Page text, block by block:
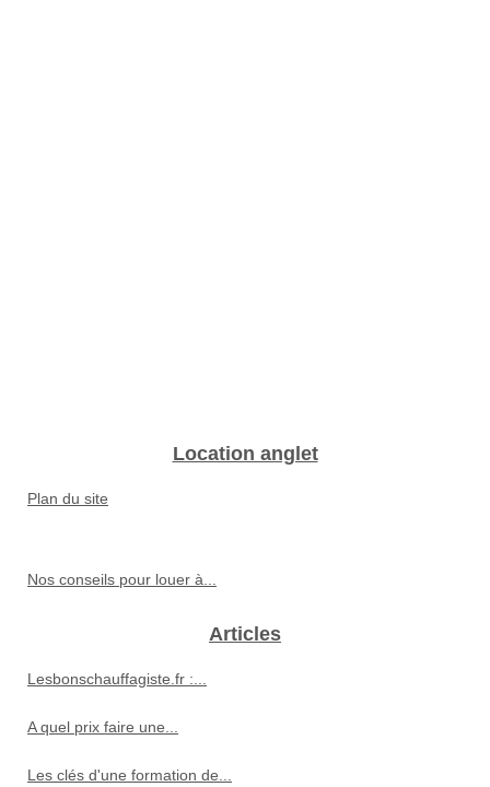
Location anglet
Plan du site
Nos conseils pour louer à...
Articles
Lesbonschauffagiste.fr :...
A quel prix faire une...
Les clés d'une formation de...